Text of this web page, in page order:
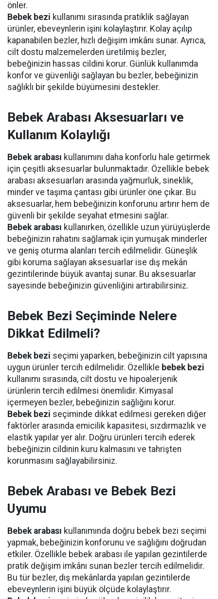
önler.
Bebek bezi kullanımı sırasında pratiklik sağlayan
ürünler, ebeveynlerin işini kolaylaştırır. Kolay açılıp
kapanabilen bezler, hızlı değişim imkânı sunar. Ayrıca,
cilt dostu malzemelerden üretilmiş bezler,
bebeğinizin hassas cildini korur. Günlük kullanımda
konfor ve güvenliği sağlayan bu bezler, bebeğinizin
sağlıklı bir şekilde büyümesini destekler.
Bebek Arabası Aksesuarları ve
Kullanım Kolaylığı
Bebek arabası kullanımını daha konforlu hale getirmek
için çeşitli aksesuarlar bulunmaktadır. Özellikle bebek
arabası aksesuarları arasında yağmurluk, sineklik,
minder ve taşıma çantası gibi ürünler öne çıkar. Bu
aksesuarlar, hem bebeğinizin konforunu artırır hem de
güvenli bir şekilde seyahat etmesini sağlar.
Bebek arabası kullanırken, özellikle uzun yürüyüşlerde
bebeğinizin rahatını sağlamak için yumuşak minderler
ve geniş oturma alanları tercih edilmelidir. Güneşlik
gibi koruma sağlayan aksesuarlar ise dış mekân
gezintilerinde büyük avantaj sunar. Bu aksesuarlar
sayesinde bebeğinizin güvenliğini artırabilirsiniz.
Bebek Bezi Seçiminde Nelere
Dikkat Edilmeli?
Bebek bezi seçimi yaparken, bebeğinizin cilt yapısına
uygun ürünler tercih edilmelidir. Özellikle bebek bezi
kullanımı sırasında, cilt dostu ve hipoalerjenik
ürünlerin tercih edilmesi önemlidir. Kimyasal
içermeyen bezler, bebeğinizin sağlığını korur.
Bebek bezi seçiminde dikkat edilmesi gereken diğer
faktörler arasında emicilik kapasitesi, sızdırmazlık ve
elastik yapılar yer alır. Doğru ürünleri tercih ederek
bebeğinizin cildinin kuru kalmasını ve tahrişten
korunmasını sağlayabilirsiniz.
Bebek Arabası ve Bebek Bezi
Uyumu
Bebek arabası kullanımında doğru bebek bezi seçimi
yapmak, bebeğinizin konforunu ve sağlığını doğrudan
etkiler. Özellikle bebek arabası ile yapılan gezintilerde
pratik değişim imkânı sunan bezler tercih edilmelidir.
Bu tür bezler, dış mekânlarda yapılan gezintilerde
ebeveynlerin işini büyük ölçüde kolaylaştırır.